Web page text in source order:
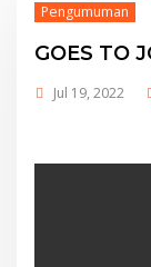
Pengumuman
GOES TO
Jul 19, 2022